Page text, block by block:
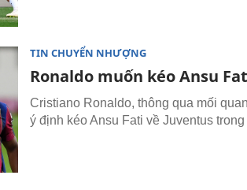
TIN CHUYỂN NHƯỢNG
Ronaldo muốn kéo Ansu
Cristiano Ronaldo, thông qua mối
ý định kéo Ansu Fati về Juventus